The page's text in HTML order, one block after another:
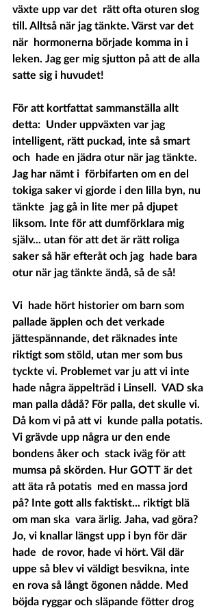
växte upp var det  rätt ofta oturen slog
till. Alltså när jag tänkte. Värst var det
när  hormonerna började komma in i
leken. Jag ger mig sjutton på att de alla
satte sig i huvudet!
För att kortfattat sammanställa allt
detta:  Under uppväxten var jag
intelligent, rätt puckad, inte så smart
och  hade en jädra otur när jag tänkte.
Jag har nämt i  förbifarten om en del
tokiga saker vi gjorde i den lilla byn, nu
tänkte  jag gå in lite mer på djupet
liksom. Inte för att dumförklara mig
själv... utan för att det är rätt roliga
saker så här efteråt och jag  hade bara
otur när jag tänkte ändå, så de så!
Vi  hade hört historier om barn som
pallade äpplen och det verkade
jättespännande, det räknades inte
riktigt som stöld, utan mer som bus
tyckte vi. Problemet var ju att vi inte
hade några äppelträd i Linsell.  VAD ska
man palla dådå? För palla, det skulle vi.
Då kom vi på att vi  kunde palla potatis.
Vi grävde upp några ur den ende
bondens åker och  stack iväg för att
mumsa på skörden. Hur GOTT är det
att äta rå potatis  med en massa jord
på? Inte gott alls faktiskt... riktigt blä
om man ska  vara ärlig. Jaha, vad göra?
Jo, vi knallar längst upp i byn för där
hade  de rovor, hade vi hört. Väl där
uppe så blev vi väldigt besvikna, inte
en rova så långt ögonen nådde. Med
böjda ryggar och släpande fötter drog